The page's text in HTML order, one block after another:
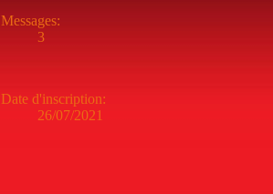
Messages:
3
Date d'inscription:
26/07/2021